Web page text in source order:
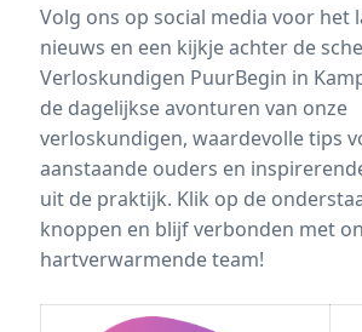
Volg ons op social media voor het
nieuws en een kijkje achter de
Verloskundigen PuurBegin in
de dagelijkse avonturen van onze
verloskundigen, waardevolle tips
aanstaande ouders en
uit de praktijk. Klik op de
knoppen en blijf verbonden met
hartverwarmende team!